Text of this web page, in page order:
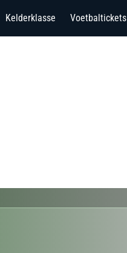
Kelderklasse Voetbaltickets